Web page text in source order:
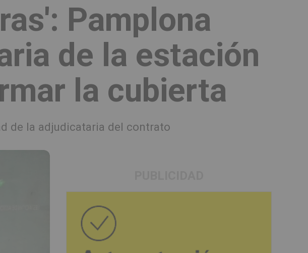
Pamplona
de la estación
la cubierta
de la adjudicataria del contrato